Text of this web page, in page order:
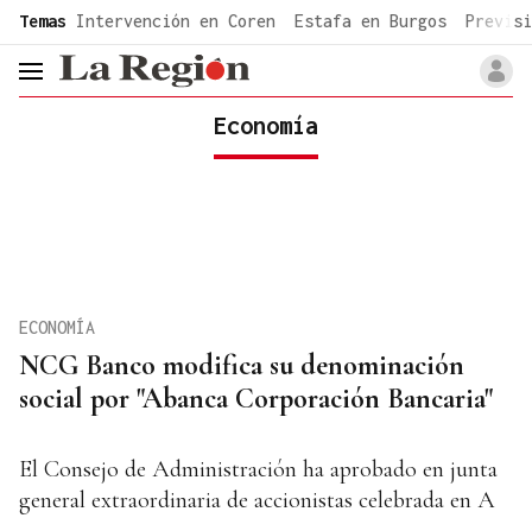
common.go-to-content
Temas Intervención en Coren Estafa en Burgos
header.menu.open
Economía
NCG Banco modifica su denominación
social por "Abanca Corporación Bancaria"
ECONOMÍA
El Consejo de Administración ha aprobado en junta
general extraordinaria de accionistas celebrada en A